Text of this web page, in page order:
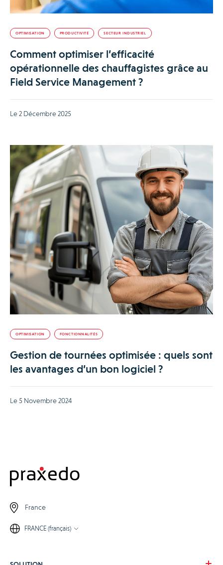
OPTIMISATION PRODUCTIVITÉ SECTEUR INDUSTRIEL
Comment optimiser l’efficacité
opérationnelle des chauffagistes grâce au
Field Service Management ?
Le 2 Décembre 2025
OPTIMISATION FONCTIONNALITÉS
Gestion de tournées optimisée : quels sont
les avantages d’un bon logiciel ?
Le 5 Novembre 2024
France
FRANCE (français)